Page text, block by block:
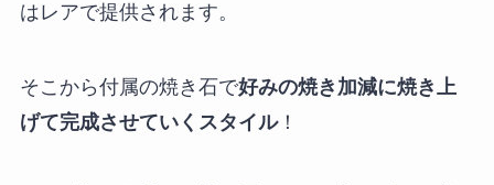
はレアで提供されます。
そこから付属の焼き石で好みの焼き加減に焼き上
げて完成させていくスタイル！